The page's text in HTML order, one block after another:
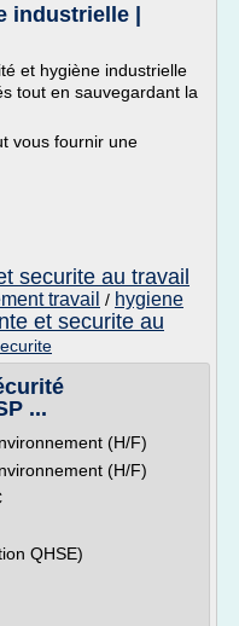
industrielle |
et hygiène industrielle
tout en sauvegardant la
vous fournir une
securite au travail
travail / hygiene
et securite au
...
(H/F)
(H/F)
QHSE)